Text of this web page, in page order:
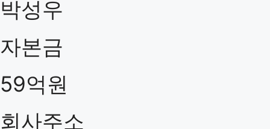
박성우
자본금
59억원
회사주소